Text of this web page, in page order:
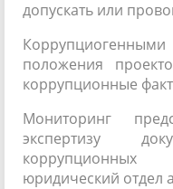
допускать или
положения
коррупционные
Мониторинг
экспертизу
коррупционных
юридический отдел